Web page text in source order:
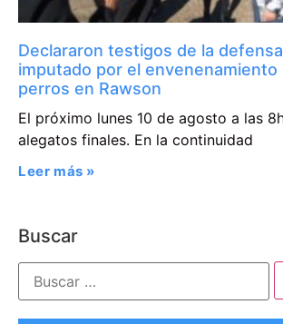
Declararon testigos de la
imputado por el envenenamiento
perros en Rawson
El próximo lunes 10 de agosto a las
alegatos finales. En la continuidad
Leer más »
Buscar